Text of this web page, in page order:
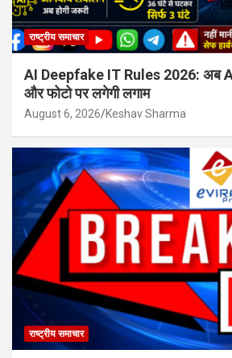
राष्ट्रीय समाचार
AI Deepfake IT Rules 2026: अब AI
और फोटो पर लगेगी लगाम
August 6, 2026 Keshav Sharma
राष्ट्रीय समाचार